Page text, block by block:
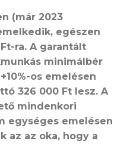
(már 2023
egészen
ra. A garantált
minimálbér
os emelésen
326 000 Ft lesz. A
mindenkori
egységes emelésen
az az oka, hogy a